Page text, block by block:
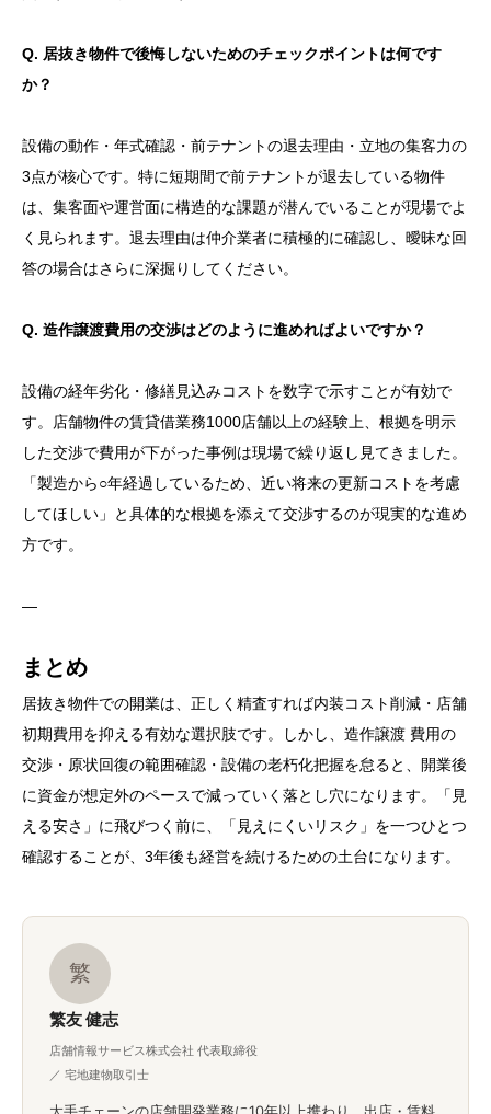
Q. 居抜き物件で後悔しないためのチェックポイントは何です
か？
設備の動作・年式確認・前テナントの退去理由・立地の集客力の
3点が核心です。特に短期間で前テナントが退去している物件
は、集客面や運営面に構造的な課題が潜んでいることが現場でよ
く見られます。退去理由は仲介業者に積極的に確認し、曖昧な回
答の場合はさらに深掘りしてください。
Q. 造作譲渡費用の交渉はどのように進めればよいですか？
設備の経年劣化・修繕見込みコストを数字で示すことが有効で
す。店舗物件の賃貸借業務1000店舗以上の経験上、根拠を明示
した交渉で費用が下がった事例は現場で繰り返し見てきました。
「製造から○年経過しているため、近い将来の更新コストを考慮
してほしい」と具体的な根拠を添えて交渉するのが現実的な進め
方です。
—
まとめ
居抜き物件での開業は、正しく精査すれば内装コスト削減・店舗
初期費用を抑える有効な選択肢です。しかし、造作譲渡 費用の
交渉・原状回復の範囲確認・設備の老朽化把握を怠ると、開業後
に資金が想定外のペースで減っていく落とし穴になります。「見
える安さ」に飛びつく前に、「見えにくいリスク」を一つひとつ
確認することが、3年後も経営を続けるための土台になります。
繁
繁友 健志
店舗情報サービス株式会社 代表取締役
／ 宅地建物取引士